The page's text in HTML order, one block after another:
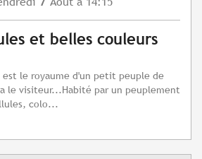
et belles couleurs
est le royaume d'un petit peuple de
le visiteur...Habité par un peuplement
colo...